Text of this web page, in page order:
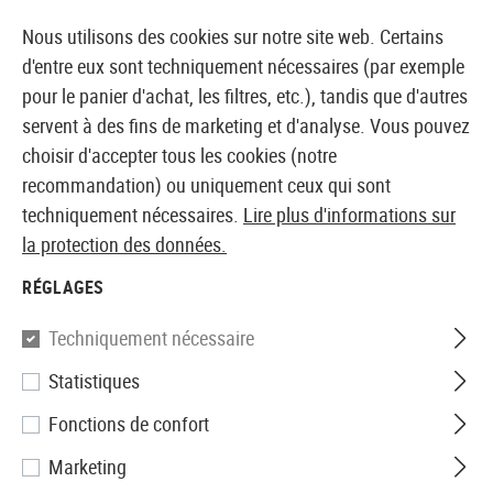
BOUTIQUE ET GROSSISTE EUROPÉEN AIRSOFT
Accueil Accessoires d'Airsoft Pièces et accéssoires
Element
Protective Cover for EoTech
Nous utilisons des cookies sur notre site web. Certains
d'entre eux sont techniquement nécessaires (par exemple
pour le panier d'achat, les filtres, etc.), tandis que d'autres
servent à des fins de marketing et d'analyse. Vous pouvez
choisir d'accepter tous les cookies (notre
recommandation) ou uniquement ceux qui sont
techniquement nécessaires. Lire plus d'informations sur
la protection des données.
RÉGLAGES
Techniquement nécessaire
Statistiques
Fonctions de confort
Marketing